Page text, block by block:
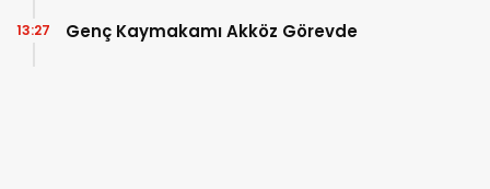
Genç Kaymakamı Akköz Görevde
13:27